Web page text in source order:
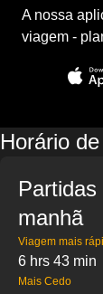
A nossa
viagem -
Horário
Partidas
manhã
Viagem mais
6 hrs 43 min
Mais Cedo